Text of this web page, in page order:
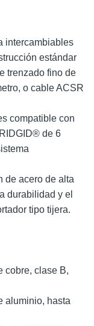
intercambiables
estándar
trenzado fino de
o cable ACSR
compatible con
de 6
de acero de alta
durabilidad y el
tipo tijera.
cobre, clase B,
aluminio, hasta